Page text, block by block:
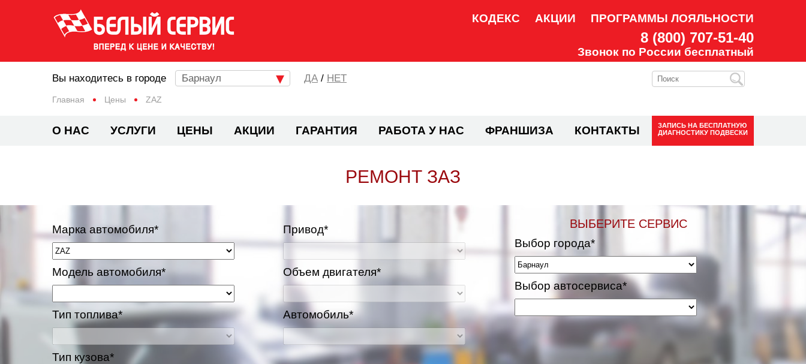
КОДЕКС АКЦИИ ПРОГРАММЫ ЛОЯЛЬНОСТИ
8 (800) 707-51-40
Звонок по России бесплатный
Главная Цены ZAZ
Вы находитесь в городе Барнаул / НЕТ
О НАС УСЛУГИ ЦЕНЫ АКЦИИ ГАРАНТИЯ РАБОТА У НАС ФРАНШИЗА КОНТАКТЫ ЗАПИСЬ НА БЕСПЛАТНУЮ
ДИАГНОСТИКУ ПОДВЕСКИ
РЕМОНТ ЗАЗ
Марка автомобиля*
Модель автомобиля*
Тип топлива*
Тип кузова*
Привод*
Объем двигателя*
Автомобиль*
ВЫБЕРИТЕ СЕРВИС
Выбор города*
Выбор автосервиса*